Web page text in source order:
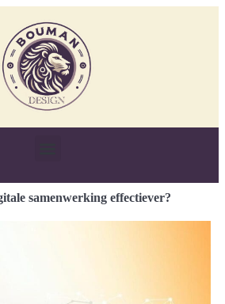
samenwerking effectiever?